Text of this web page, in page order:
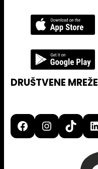
DRUŠTVENE MREŽE
Facebook Instagram TikTok LinkedIn